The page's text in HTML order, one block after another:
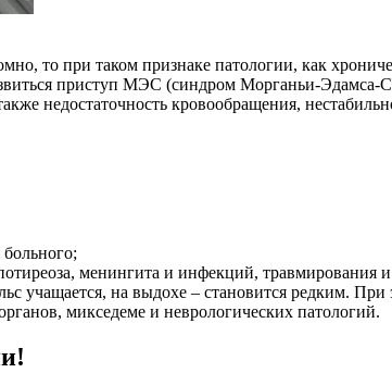
то при таком признаке патологии, как
приступ МЭС (синдром Морганьи-
недостаточность кровообращения,
менингита и инфекций, травмирования
учащается, на выдохе – становится редким.
микседеме и неврологических патологий.